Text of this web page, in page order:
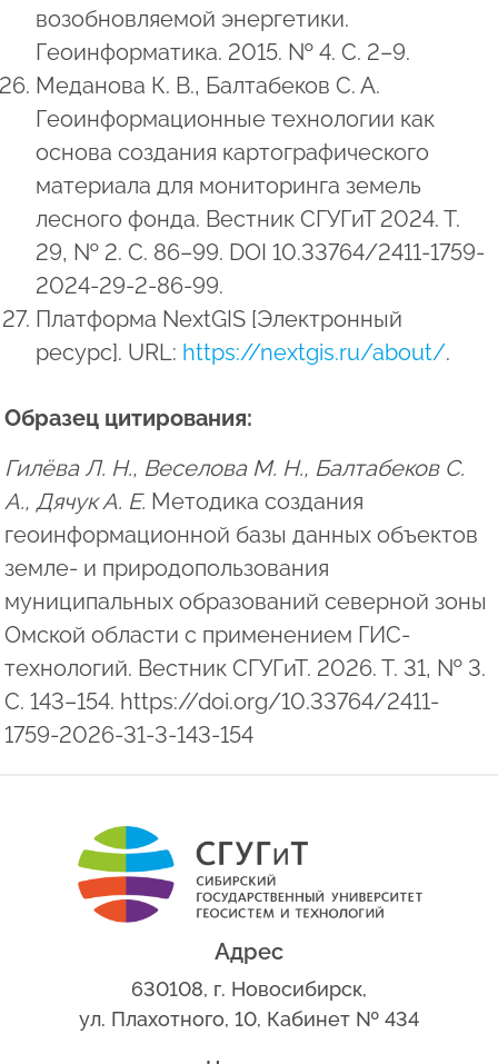
возобновляемой энергетики.
Геоинформатика. 2015. № 4. С. 2–9.
Меданова К. В., Балтабеков С. А.
Геоинформационные технологии как
основа создания картографического
материала для мониторинга земель
лесного фонда. Вестник СГУГиТ 2024. Т.
29, № 2. С. 86–99. DOI 10.33764/2411-1759-
2024-29-2-86-99.
Платформа NextGIS [Электронный
ресурс]. URL: https://nextgis.ru/about/.
Образец цитирования:
Гилёва Л. Н., Веселова М. Н., Балтабеков С.
А., Дячук А. Е. Методика создания
геоинформационной базы данных объектов
земле- и природопользования
муниципальных образований северной зоны
Омской области с применением ГИС-
технологий. Вестник СГУГиТ. 2026. Т. 31, № 3.
С. 143–154. https://doi.org/10.33764/2411-
1759-2026-31-3-143-154
Адрес
630108, г. Новосибирск,
ул. Плахотного, 10, Кабинет № 434